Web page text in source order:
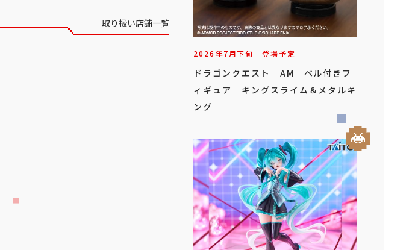
取り扱い店舗一覧
2026年7月下旬 登場予定
ドラゴンクエスト AM ベル付きフ
ィギュア キングスライム＆メタルキ
ング